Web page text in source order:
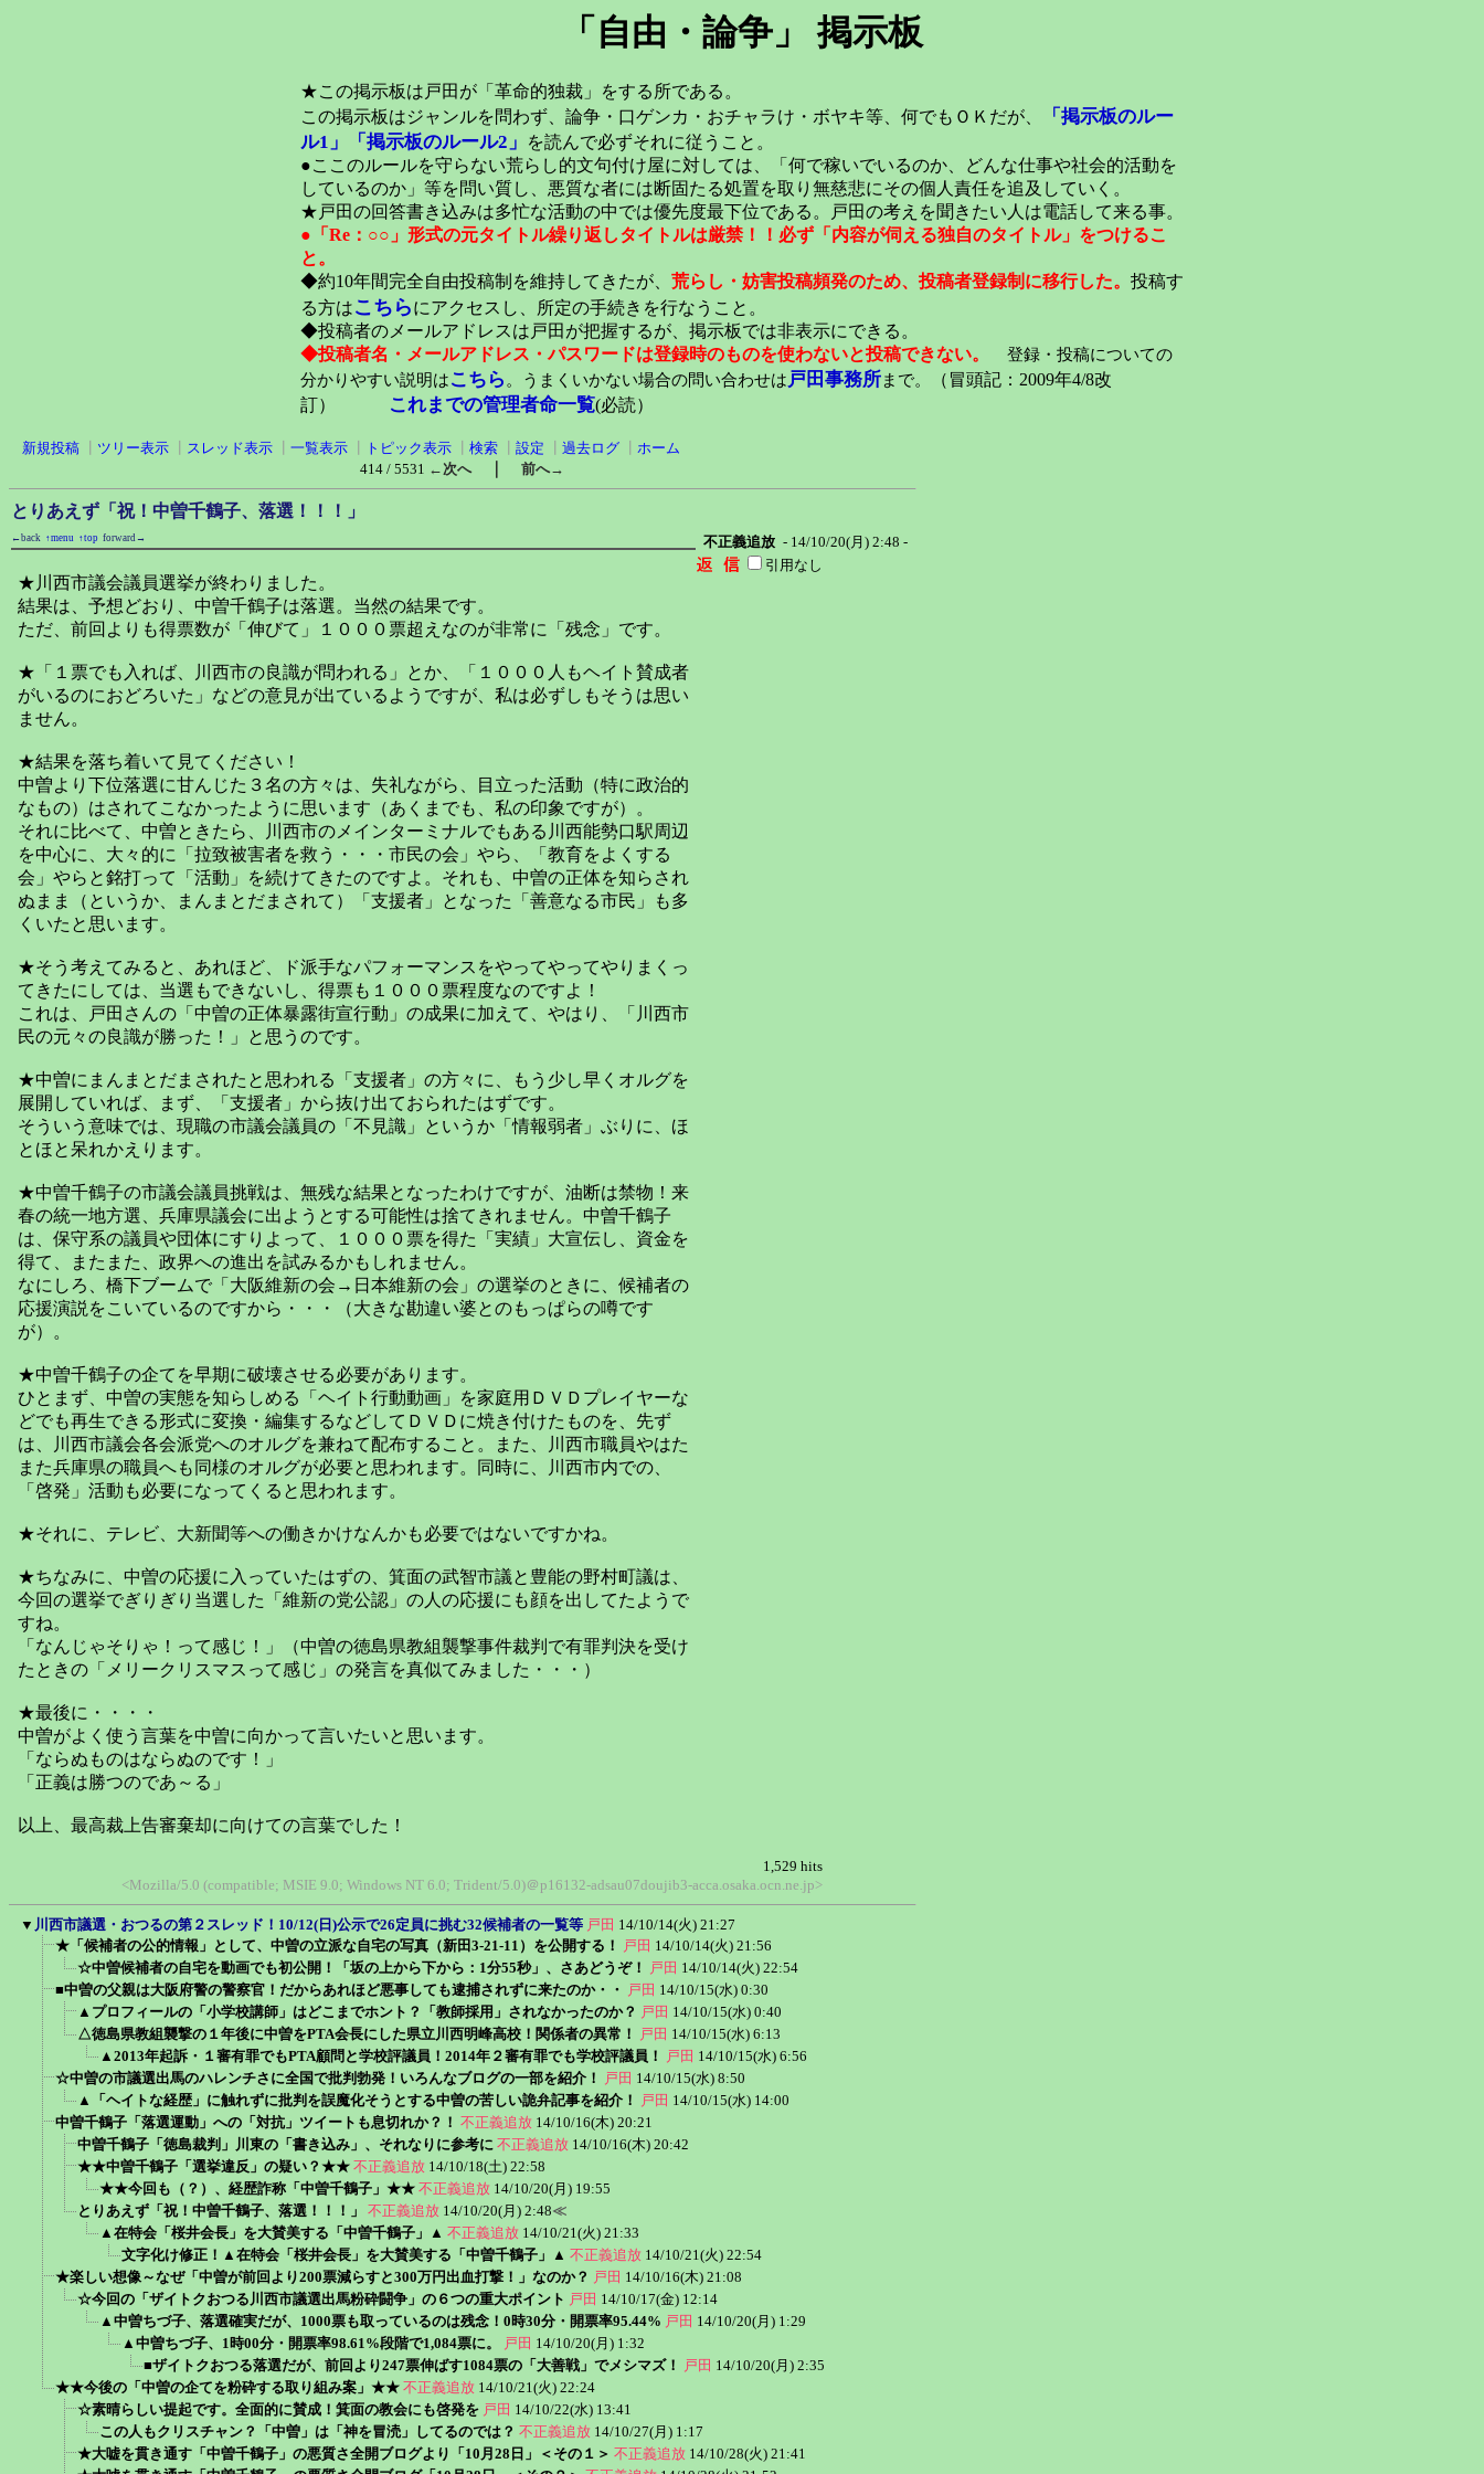
「自由・論争」 掲示板
★この掲示板は戸田が「革命的独裁」をする所である。
この掲示板はジャンルを問わず、論争・口ゲンカ・おチャラけ・ボヤキ等、何でもＯＫだが、
「掲示板のルー
ル1」
「掲示板のルール2」
を読んで必ずそれに従うこと。
●ここのルールを守らない荒らし的文句付け屋に対しては、「何で稼いでいるのか、どんな仕事や社会的活動を
しているのか」等を問い質し、悪質な者には断固たる処置を取り無慈悲にその個人責任を追及していく。
★戸田の回答書き込みは多忙な活動の中では優先度最下位である。戸田の考えを聞きたい人は電話して来る事。
●「Re：○○」形式の元タイトル繰り返しタイトルは厳禁！！必ず「内容が伺える独自のタイトル」をつけるこ
と。
◆約10年間完全自由投稿制を維持してきたが、 荒らし・妨害投稿頻発のため、投稿者登録制に移行した。 投稿す
る方はこちらにアクセスし、所定の手続きを行なうこと。
◆投稿者のメールアドレスは戸田が把握するが、掲示板では非表示にできる。
◆投稿者名・メールアドレス・パスワードは登録時のものを使わないと投稿できない。
登録・投稿についての
分かりやすい説明はこちら。うまくいかない場合の問い合わせは戸田事務所まで。
（冒頭記：2009年4/8改
訂）
これまでの管理者命一覧(必読）
新規投稿 ツリー表示 スレッド表示 一覧表示 トピック表示 検索 設定 過去ログ
ホーム
414 / 5531 ←次へ｜ 前へ→
とりあえず「祝！中曽千鶴子、落選！！！」
←back ↑menu ↑top forward→ 不正義追放 - 14/10/20(月) 2:48 -
★川西市議会議員選挙が終わりました。
結果は、予想どおり、中曽千鶴子は落選。当然の結果です。
ただ、前回よりも得票数が「伸びて」１０００票超えなのが非常に「残念」です。
★「１票でも入れば、川西市の良識が問われる」とか、「１０００人もヘイト賛成者
がいるのにおどろいた」などの意見が出ているようですが、私は必ずしもそうは思い
ません。
★結果を落ち着いて見てください！
中曽より下位落選に甘んじた３名の方々は、失礼ながら、目立った活動（特に政治的
なもの）はされてこなかったように思います（あくまでも、私の印象ですが）。
それに比べて、中曽ときたら、川西市のメインターミナルでもある川西能勢口駅周辺
を中心に、大々的に「拉致被害者を救う・・・市民の会」やら、「教育をよくする
会」やらと銘打って「活動」を続けてきたのですよ。それも、中曽の正体を知らされ
ぬまま（というか、まんまとだまされて）「支援者」となった「善意なる市民」も多
くいたと思います。
★そう考えてみると、あれほど、ド派手なパフォーマンスをやってやってやりまくっ
てきたにしては、当選もできないし、得票も１０００票程度なのですよ！
これは、戸田さんの「中曽の正体暴露街宣行動」の成果に加えて、やはり、「川西市
民の元々の良識が勝った！」と思うのです。
★中曽にまんまとだまされたと思われる「支援者」の方々に、もう少し早くオルグを
展開していれば、まず、「支援者」から抜け出ておられたはずです。
そういう意味では、現職の市議会議員の「不見識」というか「情報弱者」ぶりに、ほ
とほと呆れかえります。
★中曽千鶴子の市議会議員挑戦は、無残な結果となったわけですが、油断は禁物！来
春の統一地方選、兵庫県議会に出ようとする可能性は捨てきれません。中曽千鶴子
は、保守系の議員や団体にすりよって、１０００票を得た「実績」大宣伝し、資金を
得て、またまた、政界への進出を試みるかもしれません。
なにしろ、橋下ブームで「大阪維新の会→日本維新の会」の選挙のときに、候補者の
応援演説をこいているのですから・・・（大きな勘違い婆とのもっぱらの噂です
が）。
★中曽千鶴子の企てを早期に破壊させる必要があります。
ひとまず、中曽の実態を知らしめる「ヘイト行動動画」を家庭用ＤＶＤプレイヤーな
どでも再生できる形式に変換・編集するなどしてＤＶＤに焼き付けたものを、先ず
は、川西市議会各会派党へのオルグを兼ねて配布すること。また、川西市職員やはた
また兵庫県の職員へも同様のオルグが必要と思われます。同時に、川西市内での、
「啓発」活動も必要になってくると思われます。
★それに、テレビ、大新聞等への働きかけなんかも必要ではないですかね。
★ちなみに、中曽の応援に入っていたはずの、箕面の武智市議と豊能の野村町議は、
今回の選挙でぎりぎり当選した「維新の党公認」の人の応援にも顔を出してたようで
すね。
「なんじゃそりゃ！って感じ！」（中曽の徳島県教組襲撃事件裁判で有罪判決を受け
たときの「メリークリスマスって感じ」の発言を真似てみました・・・）
★最後に・・・・
中曽がよく使う言葉を中曽に向かって言いたいと思います。
「ならぬものはならぬのです！」
「正義は勝つのであ～る」
以上、最高裁上告審棄却に向けての言葉でした！
引用なし
1,529 hits
<Mozilla/5.0 (compatible; MSIE 9.0; Windows NT 6.0; Trident/5.0)＠p16132-adsau07doujib3-acca.osaka.ocn.ne.jp>
▼ 川西市議選・おつるの第２スレッド！10/12(日)公示で26定員に挑む32候補者の一覧等 戸田 14/10/14(火) 21:27
★「候補者の公的情報」として、中曽の立派な自宅の写真（新田3-21-11）を公開する！
戸田 14/10/14(火) 21:56
☆中曽候補者の自宅を動画でも初公開！「坂の上から下から：1分55秒」、さあどうぞ！
戸田 14/10/14(火) 22:54
■中曽の父親は大阪府警の警察官！だからあれほど悪事しても逮捕されずに来たのか・・ 戸田 14/10/15(水) 0:30
▲プロフィールの「小学校講師」はどこまでホント？「教師採用」されなかったのか？ 戸田 14/10/15(水) 0:40
△徳島県教組襲撃の１年後に中曽をPTA会長にした県立川西明峰高校！関係者の異常！
戸田 14/10/15(水) 6:13
▲2013年起訴・１審有罪でもPTA顧問と学校評議員！2014年２審有罪でも学校評議員！
戸田 14/10/15(水) 6:56
☆中曽の市議選出馬のハレンチさに全国で批判勃発！いろんなブログの一部を紹介！
戸田 14/10/15(水) 8:50
▲「ヘイトな経歴」に触れずに批判を誤魔化そうとする中曽の苦しい詭弁記事を紹介！
戸田 14/10/15(水) 14:00
中曽千鶴子「落選運動」への「対抗」ツイートも息切れか？！ 不正義追放 14/10/16(木) 20:21
中曽千鶴子「徳島裁判」川東の「書き込み」、それなりに参考に 不正義追放 14/10/16(木) 20:42
★★中曽千鶴子「選挙違反」の疑い？★★ 不正義追放 14/10/18(土) 22:58
★★今回も（？）、経歴詐称「中曽千鶴子」★★ 不正義追放 14/10/20(月) 19:55
とりあえず「祝！中曽千鶴子、落選！！！」
不正義追放 14/10/20(月) 2:48≪
▲在特会「桜井会長」を大賛美する「中曽千鶴子」▲ 不正義追放 14/10/21(火) 21:33
文字化け修正！▲在特会「桜井会長」を大賛美する「中曽千鶴子」▲ 不正義追放 14/10/21(火) 22:54
★楽しい想像～なぜ「中曽が前回より200票減らすと300万円出血打撃！」なのか？ 戸田 14/10/16(木) 21:08
☆今回の「ザイトクおつる川西市議選出馬粉砕闘争」の６つの重大ポイント 戸田 14/10/17(金) 12:14
▲中曽ちづ子、落選確実だが、1000票も取っているのは残念！0時30分・開票率95.44% 戸田 14/10/20(月) 1:29
▲中曽ちづ子、1時00分・開票率98.61%段階で1,084票に。
戸田 14/10/20(月) 1:32
■ザイトクおつる落選だが、前回より247票伸ばす1084票の「大善戦」でメシマズ！
戸田 14/10/20(月) 2:35
★★今後の「中曽の企てを粉砕する取り組み案」★★ 不正義追放 14/10/21(火) 22:24
☆素晴らしい提起です。全面的に賛成！箕面の教会にも啓発を 戸田 14/10/22(水) 13:41
この人もクリスチャン？「中曽」は「神を冒涜」してるのでは？ 不正義追放 14/10/27(月) 1:17
★大嘘を貫き通す「中曽千鶴子」の悪質さ全開ブログより「10月28日」＜その１＞ 不正義追放 14/10/28(火) 21:41